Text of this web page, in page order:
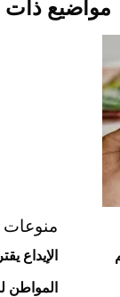
مواضيع
منوعات
الإيداع
المواطن